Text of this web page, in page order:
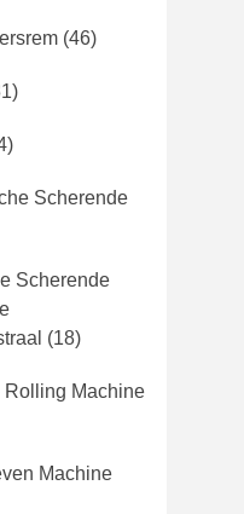
(46)
Scherende
Scherende
(18)
Rolling Machine
Machine